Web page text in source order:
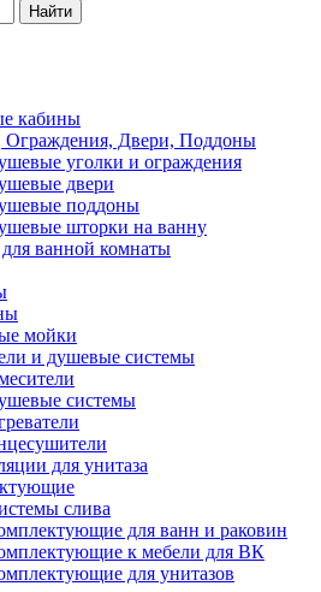
кабины
Ограждения, Двери, Поддоны
уголки и ограждения
двери
поддоны
шторки на ванну
ванной комнаты
мойки
и душевые системы
системы
для унитаза
слива
для ванн и раковин
к мебели для ВК
для унитазов